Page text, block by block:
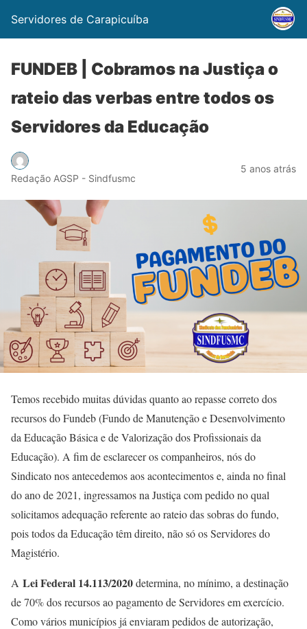
Servidores de Carapicuíba
FUNDEB | Cobramos na Justiça o
rateio das verbas entre todos os
Servidores da Educação
Redação AGSP - Sindfusmc
5 anos atrás
Temos recebido muitas dúvidas quanto ao repasse correto dos
recursos do Fundeb (Fundo de Manutenção e Desenvolvimento
da Educação Básica e de Valorização dos Profissionais da
Educação). A fim de esclarecer os companheiros, nós do
Sindicato nos antecedemos aos acontecimentos e, ainda no final
do ano de 2021, ingressamos na Justiça com pedido no qual
solicitamos adequação referente ao rateio das sobras do fundo,
pois todos da Educação têm direito, não só os Servidores do
Magistério.
A Lei Federal 14.113/2020determina, no mínimo, a destinação
de 70% dos recursos ao pagamento de Servidores em exercício.
Como vários municípios já enviaram pedidos de autorização,